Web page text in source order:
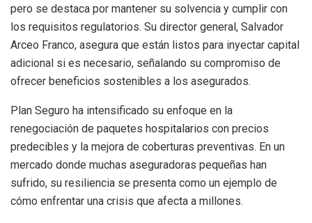
pero se destaca por mantener su solvencia y cumplir con
los requisitos regulatorios. Su director general, Salvador
Arceo Franco, asegura que están listos para inyectar capital
adicional si es necesario, señalando su compromiso de
ofrecer beneficios sostenibles a los asegurados.
Plan Seguro ha intensificado su enfoque en la
renegociación de paquetes hospitalarios con precios
predecibles y la mejora de coberturas preventivas. En un
mercado donde muchas aseguradoras pequeñas han
sufrido, su resiliencia se presenta como un ejemplo de
cómo enfrentar una crisis que afecta a millones.